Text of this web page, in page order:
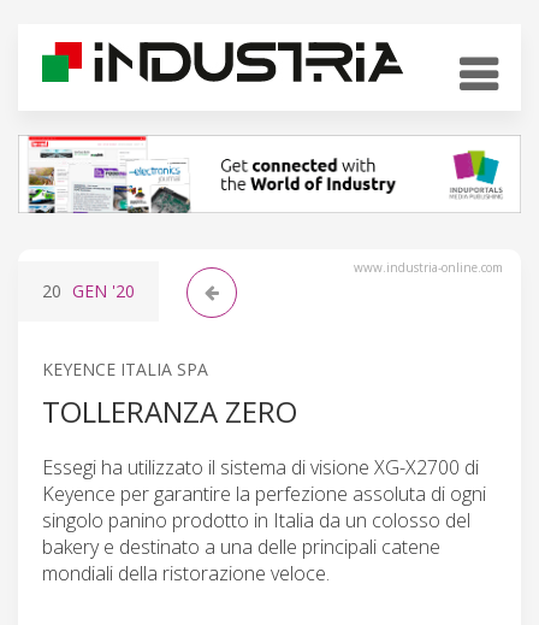
www.industria-online.com
20 GEN '20
KEYENCE ITALIA SPA
TOLLERANZA ZERO
Essegi ha utilizzato il sistema di visione XG-X2700 di
Keyence per garantire la perfezione assoluta di ogni
singolo panino prodotto in Italia da un colosso del
bakery e destinato a una delle principali catene
mondiali della ristorazione veloce.